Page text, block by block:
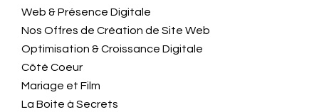
Web & Présence Digitale
Nos Offres de Création de Site Web
Optimisation & Croissance Digitale
Côté Coeur
Mariage et Film
La Boite à Secrets